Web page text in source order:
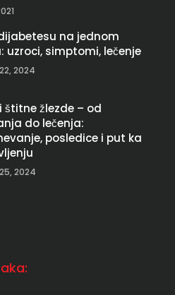
na jednom
uzroci, simptomi, lečenje
2024
štitne žlezde – od
do lečenja:
posledice i put ka
2024